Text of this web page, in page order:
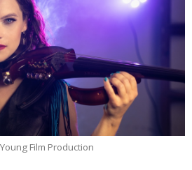
Film Production